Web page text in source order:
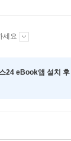
세요
24 eBook앱 설치